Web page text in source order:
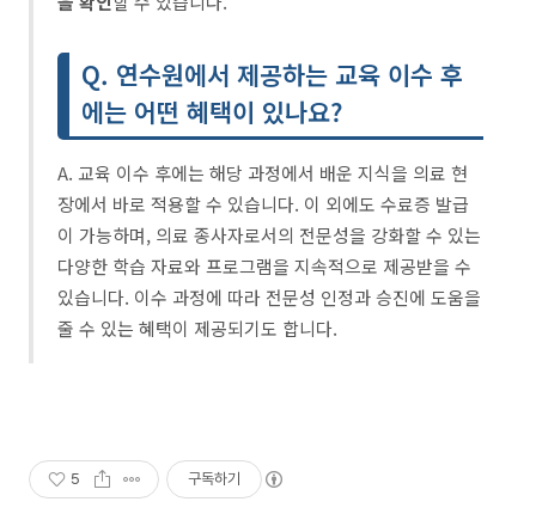
Q. 연수원에서 제공하는 교육 이수 후
에는 어떤 혜택이 있나요?
A. 교육 이수 후에는 해당 과정에서 배운 지식을 의료 현
장에서 바로 적용할 수 있습니다. 이 외에도 수료증 발급
이 가능하며, 의료 종사자로서의 전문성을 강화할 수 있는
다양한 학습 자료와 프로그램을 지속적으로 제공받을 수
있습니다. 이수 과정에 따라 전문성 인정과 승진에 도움을
줄 수 있는 혜택이 제공되기도 합니다.
5 구독하기